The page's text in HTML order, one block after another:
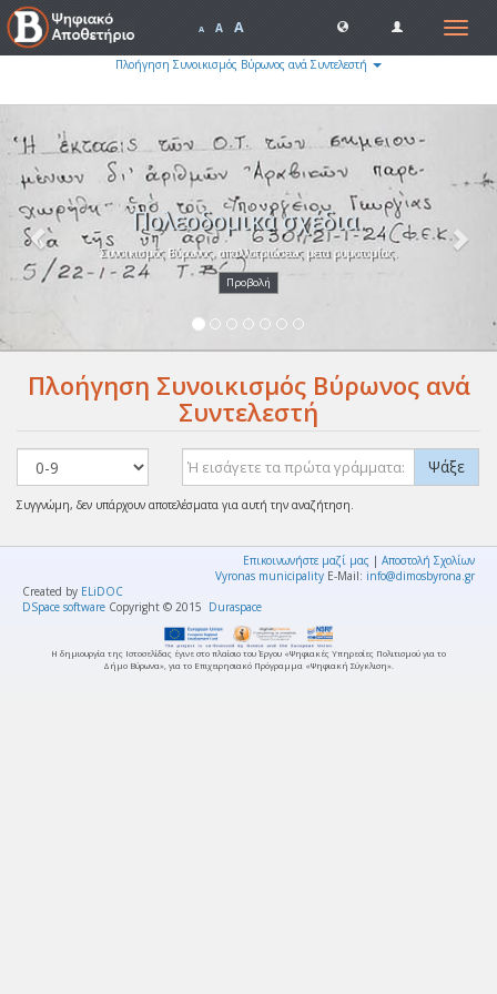
Toggle
A A A
Πλοήγηση Συνοικισμός Βύρωνος ανά Συντελεστή
Πολεοδομικά σχέδια.
Συνοικισμός Βύρωνος, απαλλοτριώσεως μετα ρυμοτομίας.
Προβολή
Πλοήγηση Συνοικισμός Βύρωνος ανά
Συντελεστή
Ψάξε
Συγγνώμη, δεν υπάρχουν αποτελέσματα για αυτή την αναζήτηση.
Επικοινωνήστε μαζί μας | Αποστολή Σχολίων
Vyronas municipality E-Mail: info@dimosbyrona.gr
Created by ELiDOC
DSpace software Copyright © 2015 Duraspace
Η δημιουργία της Ιστοσελίδας έγινε στο πλαίσιο του Έργου «Ψηφιακές Υπηρεσίες Πολιτισμού για το
Δήμο Βύρωνα», για το Επιχειρησιακό Πρόγραμμα «Ψηφιακή Σύγκλιση».